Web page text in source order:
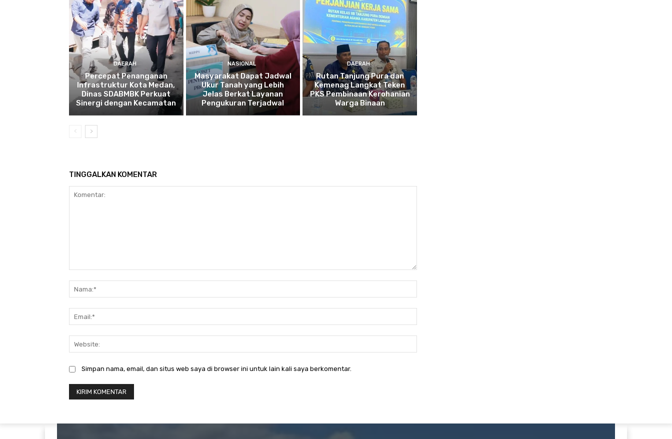
DAERAH
Percepat Penanganan
Infrastruktur Kota Medan,
Dinas SDABMBK Perkuat
Sinergi dengan Kecamatan
NASIONAL
Masyarakat Dapat Jadwal
Ukur Tanah yang Lebih
Jelas Berkat Layanan
Pengukuran Terjadwal
DAERAH
Rutan Tanjung Pura dan
Kemenag Langkat Teken
PKS Pembinaan Kerohanian
Warga Binaan
TINGGALKAN KOMENTAR
Simpan nama, email, dan situs web saya di browser ini untuk lain kali saya berkomentar.